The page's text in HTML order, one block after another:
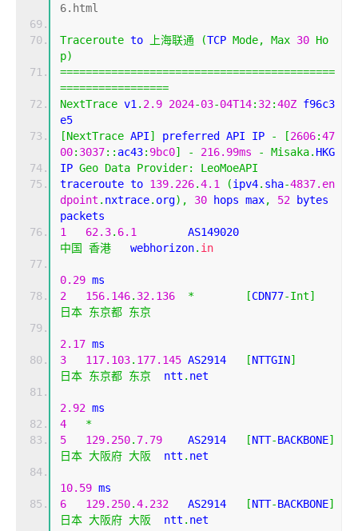
6.html
Traceroute to 上海联通 (TCP Mode, Max 30 Ho
p)
===========================================
=================
NextTrace v1 . 2.9 2024-03-04T14: 32:40Z f96c3
e5
[NextTrace API] preferred API IP - [2606:47
00: 3037:: ac43: 9bc0] - 216.99ms - Misaka. HKG
IP Geo Data Provider:
LeoMoeAPI
traceroute to 139.226.4.1 (ipv4. sha-4837.en
dpoint . nxtrace. org), 30 hops max, 52 bytes
packets
1
62.3. 6.1
中国 香港
   webhorizon
. in
0.29 ms
2
156.146. 32.136 * [CDN77-Int]
日本 东京都 东京
2.17 ms
3
117.103. 177.145 AS2914 [NTTGIN]
日本 东京都 东京
  ntt
. net
2.92 ms
4
*
5
129.250. 7.79
    AS2914
[NTT-BACKBONE]
日本 大阪府 大阪
  ntt
. net
10.59 ms
6
129.250.4.232
   AS2914
[NTT-BACKBONE]
日本 大阪府 大阪
  ntt
. net